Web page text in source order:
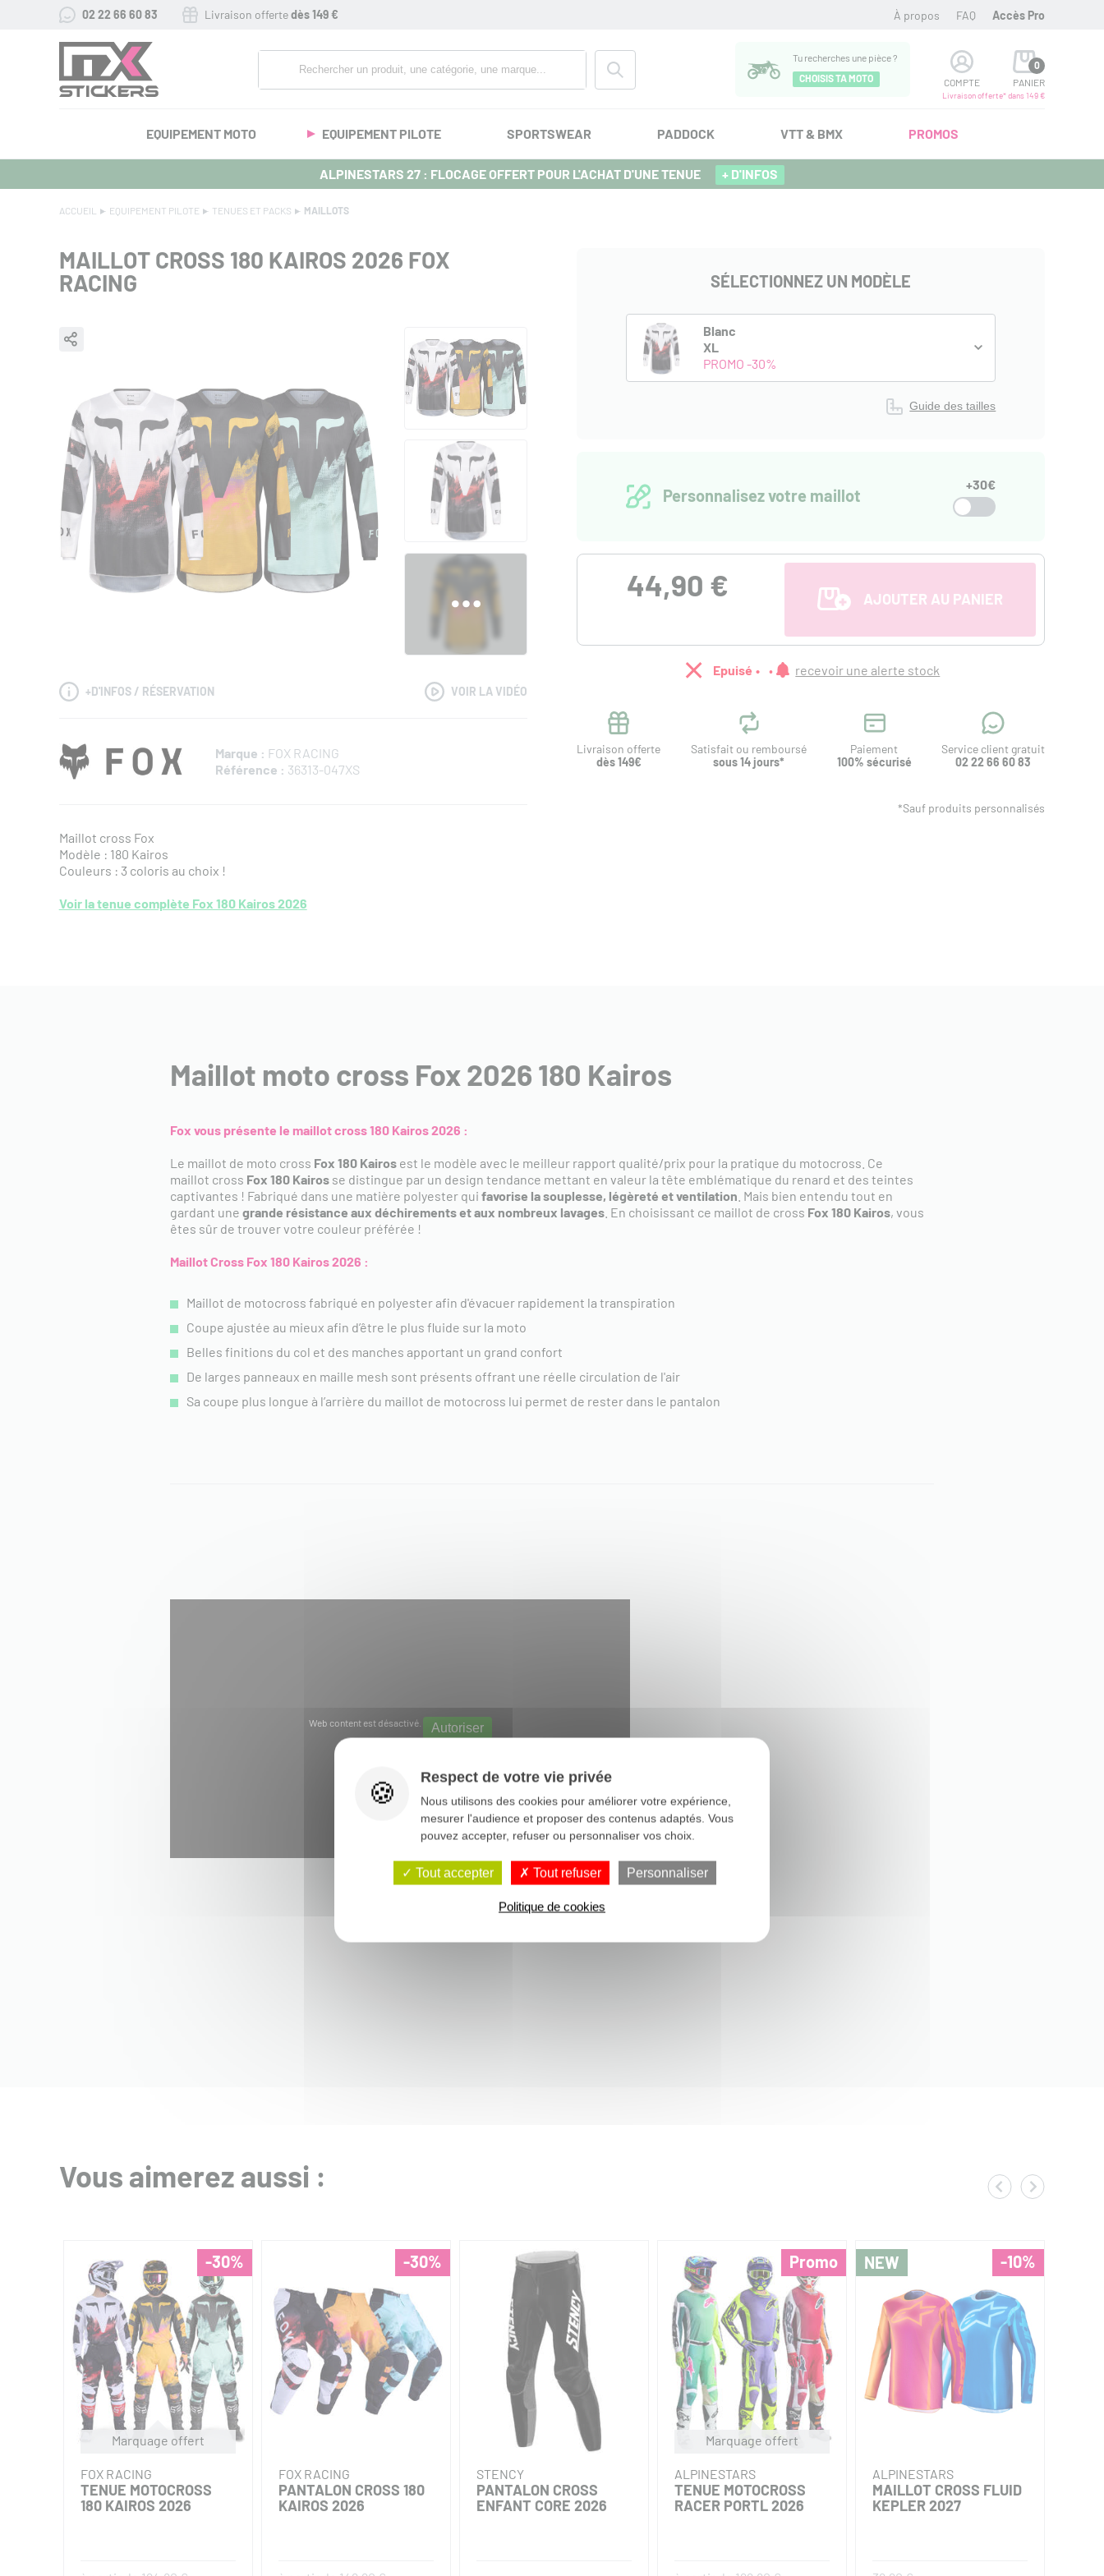
02 22 66 60 83 Livraison offertedès 149 € À propos FAQ Accès Pro
Tu recherches une pièce ?
CHOISIS TA MOTO
COMPTE
0
PANIER
Livraison offerte* dans 149 €
EQUIPEMENT MOTO EQUIPEMENT PILOTE SPORTSWEAR PADDOCK VTT & BMX PROMOS
ALPINESTARS 27 : FLOCAGE OFFERT POUR L'ACHAT D'UNE TENUE + D'INFOS
ACCUEIL EQUIPEMENT PILOTE TENUES ET PACKS MAILLOTS
MAILLOT CROSS 180 KAIROS 2026 FOX
RACING
+D'INFOS / RÉSERVATION VOIR LA VIDÉO
Marque : FOX RACING
Référence : 36313-047XS
Maillot cross Fox
Modèle : 180 Kairos
Couleurs : 3 coloris au choix !
Voir la tenue complète Fox 180 Kairos 2026
SÉLECTIONNEZ UN MODÈLE
Blanc
XL
PROMO -30%
Guide des tailles
Personnalisez votre maillot
+30€
44,90 € AJOUTER AU PANIER
Epuisé recevoir une alerte stock
Livraison offerte
dès 149€
Satisfait ou remboursé
sous 14 jours*
Paiement
100% sécurisé
Service client gratuit
02 22 66 60 83
*Sauf produits personnalisés
Maillot moto cross Fox 2026 180 Kairos
Fox vous présente le maillot cross 180 Kairos 2026 :
Le maillot de moto cross Fox 180 Kairos est le modèle avec le meilleur rapport qualité/prix pour la pratique du motocross. Ce
maillot cross Fox 180 Kairos se distingue par un design tendance mettant en valeur la tête emblématique du renard et des teintes
captivantes ! Fabriqué dans une matière polyester qui favorise la souplesse, légèreté et ventilation . Mais bien entendu tout en
gardant une grande résistance aux déchirements et aux nombreux lavages . En choisissant ce maillot de cross Fox 180 Kairos, vous
êtes sûr de trouver votre couleur préférée !
Maillot Cross Fox 180 Kairos 2026 :
Maillot de motocross fabriqué en polyester afin d'évacuer rapidement la transpiration
Coupe ajustée au mieux afin d’être le plus fluide sur la moto
Belles finitions du col et des manches apportant un grand confort
De larges panneaux en maille mesh sont présents offrant une réelle circulation de l'air
Sa coupe plus longue à l’arrière du maillot de motocross lui permet de rester dans le pantalon
Web content est désactivé. Autoriser
Vous aimerez aussi :
-30%
Marquage offert
FOX RACING
TENUE MOTOCROSS
180 KAIROS 2026
-30%
FOX RACING
PANTALON CROSS 180
KAIROS 2026
STENCY
PANTALON CROSS
ENFANT CORE 2026
Promo
Marquage offert
ALPINESTARS
TENUE MOTOCROSS
RACER PORTL 2026
NEW -10%
ALPINESTARS
MAILLOT CROSS FLUID
KEPLER 2027
Respect de votre vie privée
Nous utilisons des cookies pour améliorer votre expérience,
mesurer l'audience et proposer des contenus adaptés. Vous
pouvez accepter, refuser ou personnaliser vos choix.
Tout accepter Tout refuser Personnaliser
Politique de cookies